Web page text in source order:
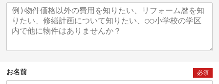
お名前 必須